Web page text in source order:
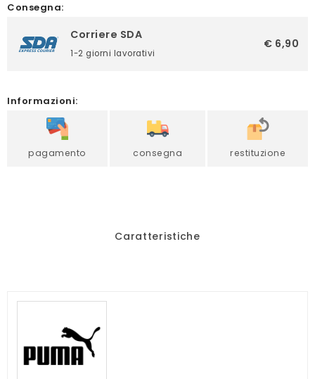
Consegna:
Corriere SDA
1-2 giorni lavorativi
€ 6,90
Informazioni:
pagamento consegna restituzione
Caratteristiche